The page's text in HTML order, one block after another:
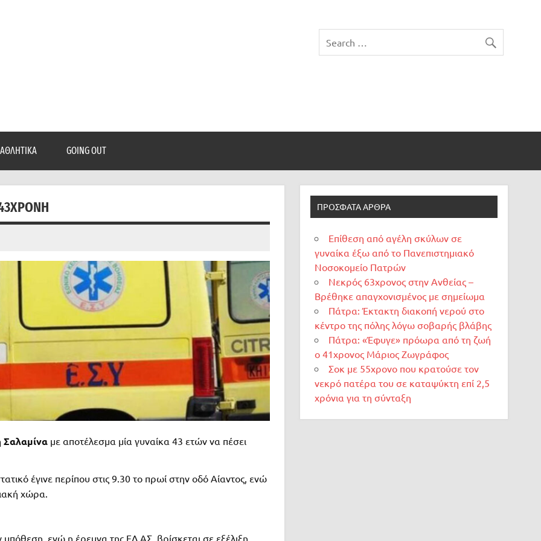
ΑΘΛΗΤΙΚΆ GOING OUT
Σαλαμίναμε αποτέλεσμα μία γυναίκα 43 ετών να πέσει
έγινε περίπου στις 9.30 το πρωί στην οδό Αίαντος, ενώ
χώρα.
ενώ η έρευνα της ΕΛ.ΑΣ. βρίσκεται σε εξέλιξη.
ΠΡΌΣΦΑΤΑ ΆΡΘΡΑ
Επίθεση από αγέλη σκύλων σε
γυναίκα έξω από το Πανεπιστημιακό
Νοσοκομείο Πατρών
Νεκρός 63χρονος στην Ανθείας –
Βρέθηκε απαγχονισμένος με σημείωμα
Πάτρα: Έκτακτη διακοπή νερού στο
κέντρο της πόλης λόγω σοβαρής βλάβης
Πάτρα: «Έφυγε» πρόωρα από τη ζωή
ο 41χρονος Μάριος Ζωγράφος
Σοκ με 55χρονο που κρατούσε τον
νεκρό πατέρα του σε καταψύκτη επί 2,5
χρόνια για τη σύνταξη